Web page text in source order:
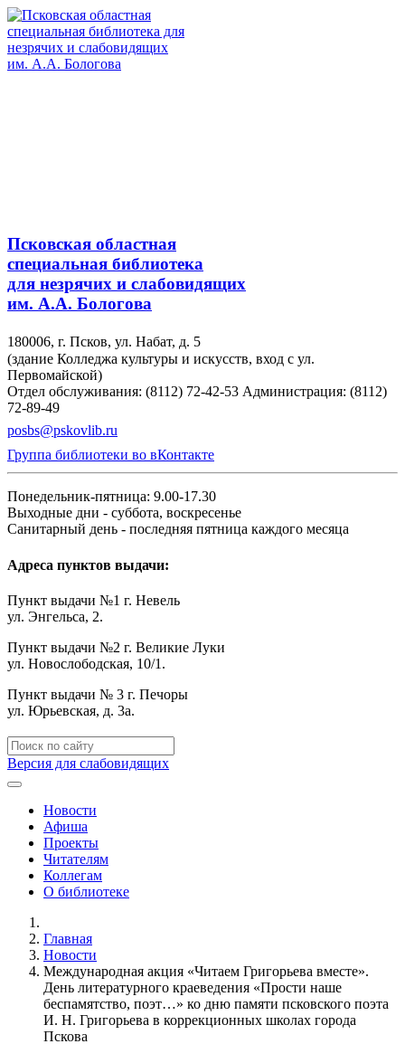
Псковская областная
специальная библиотека
для незрячих и слабовидящих
им. А.А. Бологова
180006, г. Псков, ул. Набат, д. 5
(здание Колледжа культуры и искусств, вход с ул.
Первомайской)
Отдел обслуживания: (8112) 72-42-53 Администрация: (8112)
72-89-49
posbs@pskovlib.ru
Группа библиотеки во вКонтакте
Понедельник-пятница: 9.00-17.30
Выходные дни - суббота, воскресенье
Санитарный день - последняя пятница каждого месяца
Адреса пунктов выдачи:
Пункт выдачи №1 г. Невель
ул. Энгельса, 2.
Пункт выдачи №2 г. Великие Луки
ул. Новослободская, 10/1.
Пункт выдачи № 3 г. Печоры
ул. Юрьевская, д. 3а.
Версия для слабовидящих
Новости
Афиша
Проекты
Читателям
Коллегам
О библиотеке
Главная
Новости
Международная акция «Читаем Григорьева вместе».
День литературного краеведения «Прости наше
беспамятство, поэт…» ко дню памяти псковского поэта
И. Н. Григорьева в коррекционных школах города
Пскова